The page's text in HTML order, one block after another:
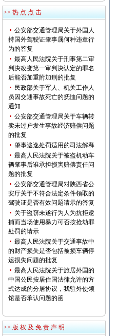
>> 热 点 点 击
公安部交通管理局关于外国人
持国外驾驶证肇事属何种违章行
为的答复
最高人民法院关于刑事第二审
判决改变第一审判决认定的罪名
后能否加重附加刑的批复
民政部关于军人、机关工作人
员因交通事故死亡的抚恤问题的
通知
公安部交通管理局关于车辆转
卖未过户发生事故经济赔偿问题
的批复
肇事逃逸处罚适用的司法解释
最高人民法院关于被盗机动车
辆肇事后谁承担损害赔偿责任问
题的批复
公安部交通管理局对陕西省公
安厅关于不符合法定条件领取的
驾驶证是否有效问题请示的答复
关于盗窃未遂行为人为抗拒逮
捕而当场使用暴力可否按抢劫罪
处罚的请示
最高人民法院关于交通事故中
的财产损失是否包括被损车辆停
运损失问题的批复
最高人民法院关于旅居外国的
中国公民按居住国法律允许的方
式达成的分居协议，我驻外使领
馆是否承认问题的函
>> 版 权 及 免 责 声 明